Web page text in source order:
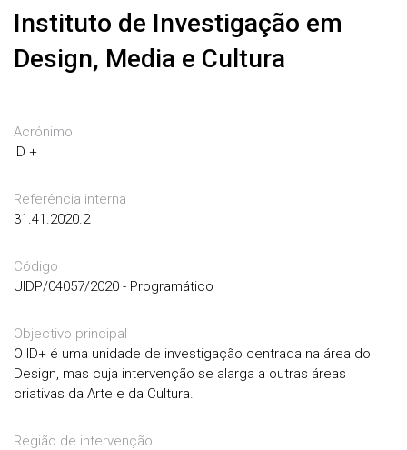
Instituto de Investigação em
Design, Media e Cultura
Acrónimo
ID +
Referência interna
31.41.2020.2
Código
UIDP/04057/2020 - Programático
Objectivo principal
O ID+ é uma unidade de investigação centrada na área do
Design, mas cuja intervenção se alarga a outras áreas
criativas da Arte e da Cultura.
Região de intervenção